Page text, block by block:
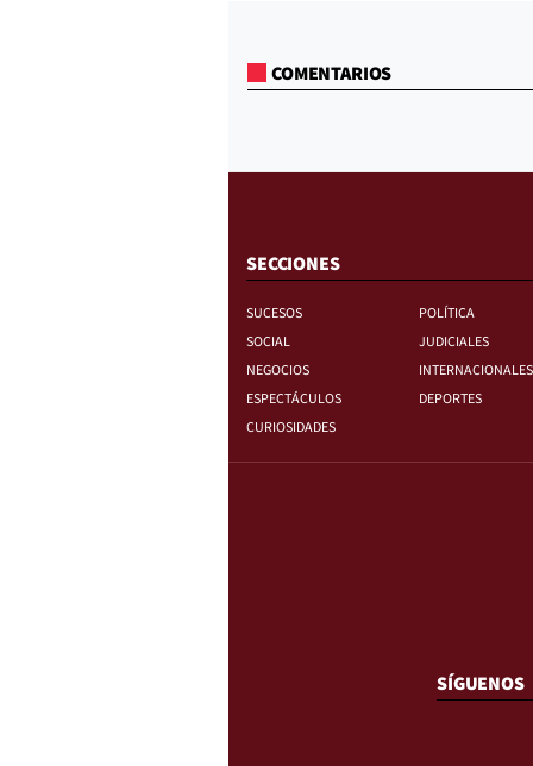
COMENTARIOS
SECCIONES
SUCESOS
POLÍTICA
SOCIAL
JUDICIALES
NEGOCIOS
INTERNACIONALES
ESPECTÁCULOS
DEPORTES
CURIOSIDADES
SÍGUENOS